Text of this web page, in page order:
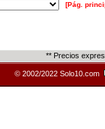
[Pág.
** Precios
© 2002/2022 Solo10.com